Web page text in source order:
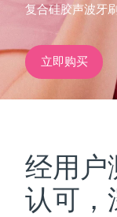
复合硅胶声波牙
立即购买
经用户
认可，
红光疗法
德国
加拿大
奥地利
巴林